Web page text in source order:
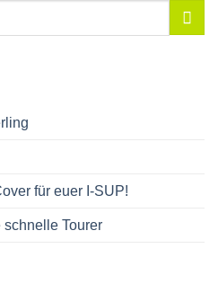
für euer I-SUP!
Tourer